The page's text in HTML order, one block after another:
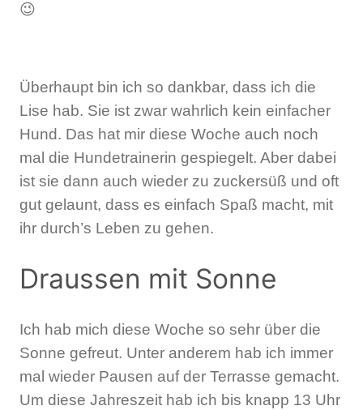
😉
Überhaupt bin ich so dankbar, dass ich die
Lise hab. Sie ist zwar wahrlich kein einfacher
Hund. Das hat mir diese Woche auch noch
mal die Hundetrainerin gespiegelt. Aber dabei
ist sie dann auch wieder zu zuckersüß und oft
gut gelaunt, dass es einfach Spaß macht, mit
ihr durch’s Leben zu gehen.
Draussen mit Sonne
Ich hab mich diese Woche so sehr über die
Sonne gefreut. Unter anderem hab ich immer
mal wieder Pausen auf der Terrasse gemacht.
Um diese Jahreszeit hab ich bis knapp 13 Uhr